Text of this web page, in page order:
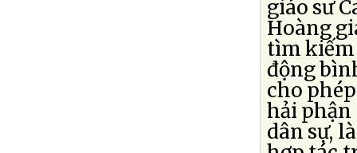
giáo sư
Hoàng
tìm kiếm
động
cho
hải phận
dân sự,